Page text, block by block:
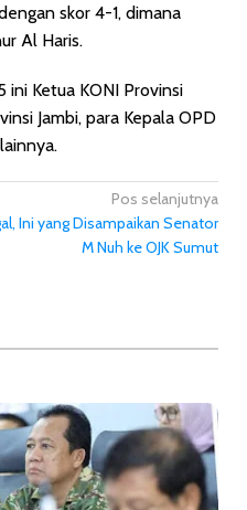
skor 4-1, dimana
Al Haris.
ini Ketua KONI Provinsi
Jambi, para Kepala OPD
Pos selanjutnya
Ini yang Disampaikan Senator
M Nuh ke OJK Sumut